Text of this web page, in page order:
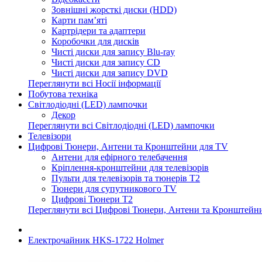
Зовнішні жорсткі диски (HDD)
Карти пам’яті
Картрідери та адаптери
Коробочки для дисків
Чисті диски для запису Blu-ray
Чисті диски для запису CD
Чисті диски для запису DVD
Переглянути всі Носії інформації
Побутова техніка
Світлодіодні (LED) лампочки
Декор
Переглянути всі Світлодіодні (LED) лампочки
Телевізори
Цифрові Тюнери, Антени та Кронштейни для TV
Антени для ефірного телебачення
Кріплення-кронштейни для телевізорів
Пульти для телевізорів та тюнерів T2
Тюнери для супутникового TV
Цифрові Тюнери T2
Переглянути всі Цифрові Тюнери, Антени та
Електрочайник HKS-1722 Holmer